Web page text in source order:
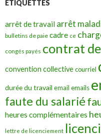
ÉTIQUETTES
arrêt de travail arrêt
bulletins de paie cadre ce
congés payés contrat
convention collective courriel
durée du travail email emails
faute du salarié
heures complémentaires
lettre de licenciement